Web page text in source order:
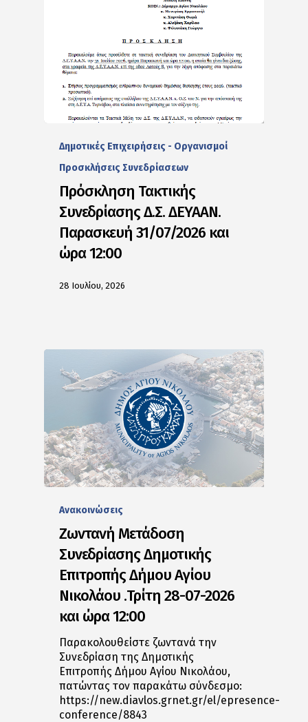
Δημοτικές Επιχειρήσεις - Οργανισμοί
Προσκλήσεις Συνεδρίασεων
Πρόσκληση Τακτικής
Συνεδρίασης Δ.Σ. ΔΕΥΑΑΝ.
Παρασκευή 31/07/2026 και
ώρα 12:00
28 Ιουλίου, 2026
Ανακοινώσεις
Ζωντανή Μετάδοση
Συνεδρίασης Δημοτικής
Επιτροπής Δήμου Αγίου
Νικολάου .Τρίτη 28-07-2026
και ώρα 12:00
Παρακολουθείστε ζωντανά την
Συνεδρίαση της Δημοτικής
Επιτροπής Δήμου Αγίου Νικολάου,
πατώντας τον παρακάτω σύνδεσμο:
https://new.diavlos.grnet.gr/el/epresence-
conference/8843